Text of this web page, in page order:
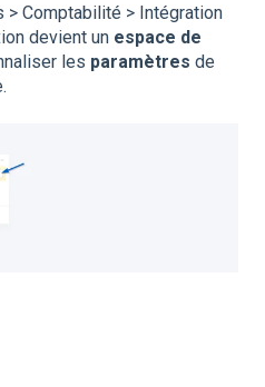
> Comptabilité > Intégration
devient un espace de
les paramètres de